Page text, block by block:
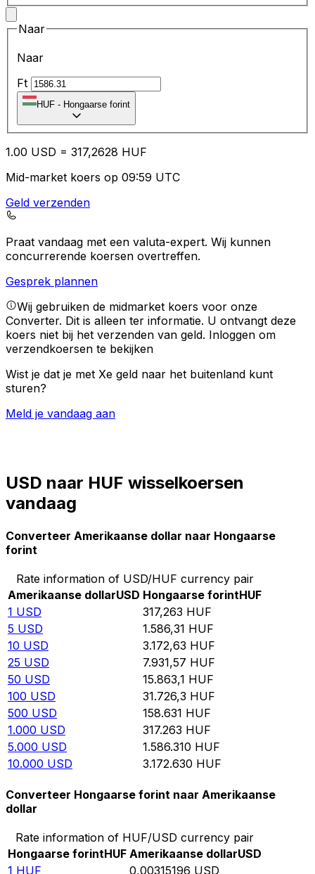
Naar
Naar
Ft
HUF - Hongaarse forint
1.00 USD = 317,2628 HUF
Mid-market koers op 09:59 UTC
Geld verzenden
Praat vandaag met een valuta-expert. Wij kunnen
concurrerende koersen overtreffen.
Gesprek plannen
Wij gebruiken de midmarket koers voor onze
Converter. Dit is alleen ter informatie. U ontvangt deze
koers niet bij het verzenden van geld. Inloggen om
verzendkoersen te bekijken
Wist je dat je met Xe geld naar het buitenland kunt
sturen?
Meld je vandaag aan
USD naar HUF wisselkoersen
vandaag
Converteer Amerikaanse dollar naar Hongaarse
forint
Rate information of USD/HUF currency pair
Amerikaanse dollarUSD Hongaarse forintHUF
1 USD 317,263 HUF
5 USD 1.586,31 HUF
10 USD 3.172,63 HUF
25 USD 7.931,57 HUF
50 USD 15.863,1 HUF
100 USD 31.726,3 HUF
500 USD 158.631 HUF
1.000 USD 317.263 HUF
5.000 USD 1.586.310 HUF
10.000 USD 3.172.630 HUF
Converteer Hongaarse forint naar Amerikaanse
dollar
Rate information of HUF/USD currency pair
Hongaarse forintHUF Amerikaanse dollarUSD
1 HUF 0,00315196 USD